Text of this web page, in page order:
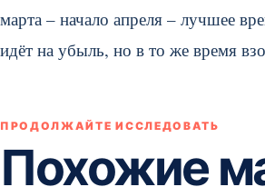
марта – начало апреля – лучшее
идёт на убыль, но в то же время
ПРОДОЛЖАЙТЕ ИССЛЕДОВАТЬ
Похожие